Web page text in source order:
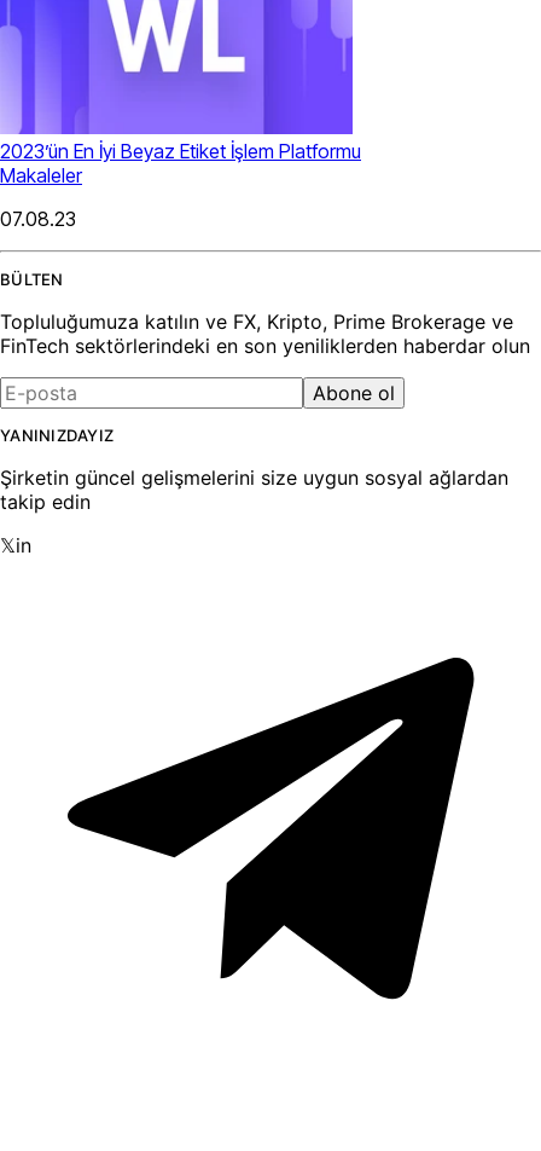
2023’ün En İyi Beyaz Etiket İşlem Platformu
Makaleler
07.08.23
BÜLTEN
Topluluğumuza katılın ve FX, Kripto, Prime Brokerage ve
FinTech sektörlerindeki en son yeniliklerden haberdar olun
Abone ol
YANINIZDAYIZ
Şirketin güncel gelişmelerini size uygun sosyal ağlardan
takip edin
𝕏in